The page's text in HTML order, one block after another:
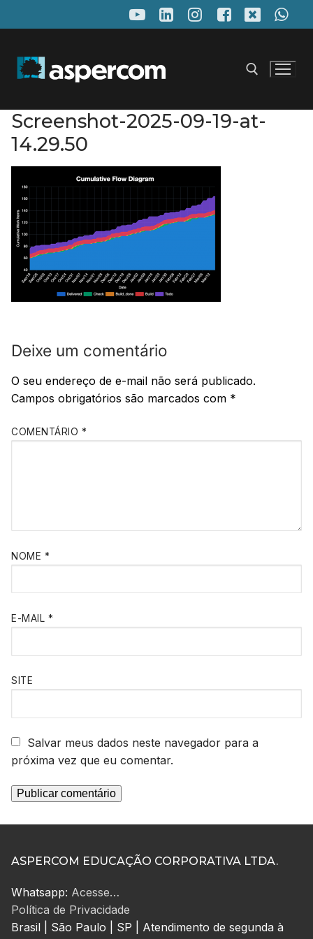
para
conteúdo
Pesquisar por:
Screenshot-2025-09-19-at-
14.29.50
Deixe um comentário
O seu endereço de e-mail não será publicado.
Campos obrigatórios são marcados com *
COMENTÁRIO *
NOME *
E-MAIL *
SITE
Salvar meus dados neste navegador para a
próxima vez que eu comentar.
ASPERCOM EDUCAÇÃO CORPORATIVA LTDA.
Whatsapp: Acesse…
Política de Privacidade
Brasil | São Paulo | SP | Atendimento de segunda à